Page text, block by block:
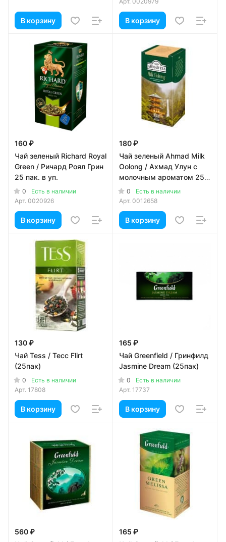
В корзину В корзину
160 ₽
Чай зеленый Richard Royal
Green / Ричард Роял Грин
25 пак. в уп.
0
Есть в наличии
Арт. 0020926
В корзину
180 ₽
Чай зеленый Ahmad Milk
Oolong / Ахмад Улун с
молочным ароматом 25
пак. в уп.
0
Есть в наличии
Арт. 0012658
В корзину
130 ₽
Чай Tess / Тесс Flirt
(25пак)
0
Есть в наличии
Арт. 17808
В корзину
165 ₽
Чай Greenfield / Гринфилд
Jasmine Dream (25пак)
0
Есть в наличии
Арт. 17737
В корзину
560 ₽
165 ₽